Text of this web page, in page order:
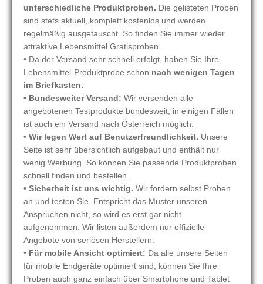
unterschiedliche Produktproben. Die gelisteten Proben
sind stets aktuell, komplett kostenlos und werden
regelmäßig ausgetauscht. So finden Sie immer wieder
attraktive Lebensmittel Gratisproben.
• Da der Versand sehr schnell erfolgt, haben Sie Ihre
Lebensmittel-Produktprobe schon nach wenigen Tagen
im Briefkasten.
• Bundesweiter Versand: Wir versenden alle
angebotenen Testprodukte bundesweit, in einigen Fällen
ist auch ein Versand nach Österreich möglich.
• Wir legen Wert auf Benutzerfreundlichkeit. Unsere
Seite ist sehr übersichtlich aufgebaut und enthält nur
wenig Werbung. So können Sie passende Produktproben
schnell finden und bestellen.
• Sicherheit ist uns wichtig. Wir fordern selbst Proben
an und testen Sie. Entspricht das Muster unseren
Ansprüchen nicht, so wird es erst gar nicht
aufgenommen. Wir listen außerdem nur offizielle
Angebote von seriösen Herstellern.
• Für mobile Ansicht optimiert: Da alle unsere Seiten
für mobile Endgeräte optimiert sind, können Sie Ihre
Proben auch ganz einfach über Smartphone und Tablet